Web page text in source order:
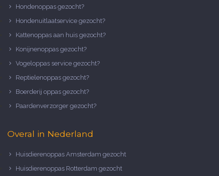
Hondenoppas gezocht?
Hondenuitlaatservice gezocht?
Kattenoppas aan huis gezocht?
Konijnenoppas gezocht?
Vogeloppas service gezocht?
Reptielenoppas gezocht?
Boerderij oppas gezocht?
Paardenverzorger gezocht?
Overal in Nederland
Huisdierenoppas Amsterdam gezocht
Huisdierenoppas Rotterdam gezocht